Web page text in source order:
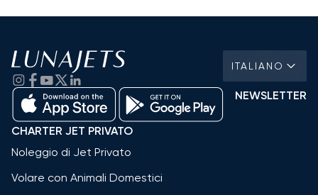
ITALIANO
NEWSLETTER
CHARTER JET PRIVATO
Noleggio di Jet Privato
Volare con Animali Domestici